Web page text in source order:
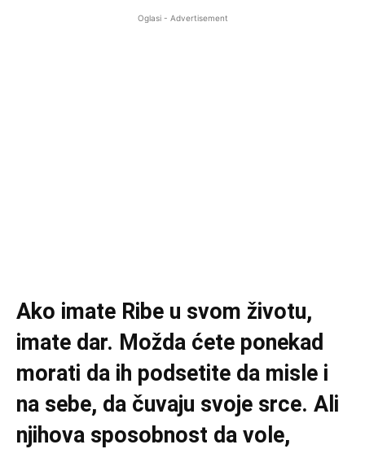
Oglasi - Advertisement
Ako imate Ribe u svom životu,
imate dar. Možda ćete ponekad
morati da ih podsetite da misle i
na sebe, da čuvaju svoje srce. Ali
njihova sposobnost da vole,